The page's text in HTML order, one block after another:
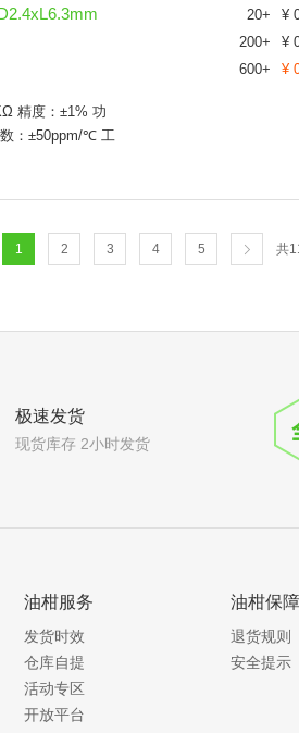
475Ω
487Ω
620Ω
665Ω
1.24KΩ
1.33KΩ
1.4KΩ
精度：±1% 功
：±50ppm/℃ 工
20+ ¥
200+ ¥
600+ ¥
1 2 3 4 5 共
极速发货
现货库存 2小时发货
油柑服务
发货时效
仓库自提
活动专区
开放平台
油柑保障
退货规则
安全提示